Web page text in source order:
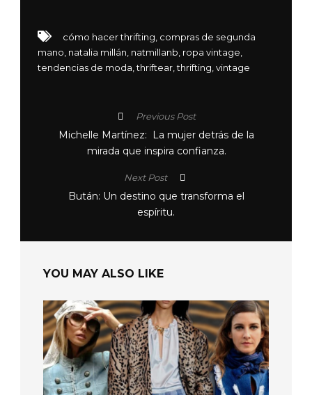
cómo hacer thrifting, compras de segunda
mano, natalia millán, natmillanb, ropa vintage,
tendencias de moda,thriftear,thrifting,vintage
Previous Post
Michelle Martínez: La mujer detrás de la
mirada que inspira confianza.
Next Post
Bután: Un destino que transforma el
espíritu.
YOU MAY ALSO LIKE